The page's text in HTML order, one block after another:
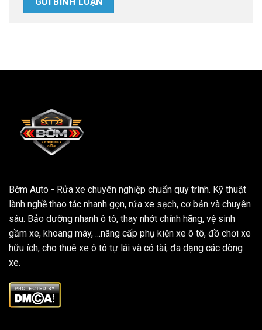
Bờm Auto - Rửa xe chuyên nghiệp chuẩn quy trình. Kỹ thuật
lành nghề thao tác nhanh gọn, rửa xe sạch, cơ bản và chuyên
sâu. Bảo dưỡng nhanh ô tô, thay nhớt chính hãng, vệ sinh
gầm xe, khoang máy, ...nâng cấp phụ kiện xe ô tô, đồ chơi xe
hữu ích, cho thuê xe ô tô tự lái và có tài, đa dạng các dòng
xe.